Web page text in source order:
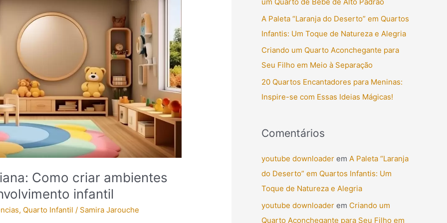
Como criar ambientes
infantil
, Quarto Infantil / Samira Jarouche
p
o
r
:
A Paleta “Laranja do Deserto” em Quartos
Infantis: Um Toque de Natureza e Alegria
Criando um Quarto Aconchegante para
Seu Filho em Meio à Separação
20 Quartos Encantadores para Meninas:
Inspire-se com Essas Ideias Mágicas!
Comentários
youtube downloader em A Paleta “Laranja
do Deserto” em Quartos Infantis: Um
Toque de Natureza e Alegria
youtube downloader em Criando um
Quarto Aconchegante para Seu Filho em